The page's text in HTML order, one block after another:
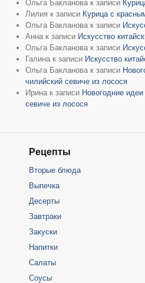
Ольга Бакланова к записи
Лилия к записи Курица с
Ольга Бакланова к записи
Анна к записи Искусство
Ольга Бакланова к записи
Галина к записи Искусство
Ольга Бакланова к записи
чилийский севиче из лосося
Ирина к записи Новогодние
севиче из лосося
Рецепты
Вторые блюда
Выпечка
Десерты
Завтраки
Закуски
Напитки
Салаты
Соусы